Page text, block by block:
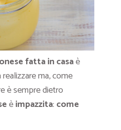
fatta in casaè
ma, come
è sempre dietro
èimpazzita: come